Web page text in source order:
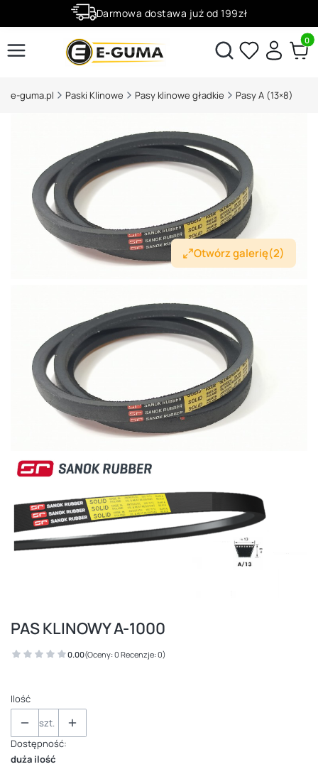
Darmowa dostawa już od 199zł
Rabaty -50% na wybrane produktyOtwórz wyszukiwarkę
e-guma.pl Paski Klinowe Pasy klinowe gładkie Pasy A (13×8)
Otwórz galerię(2)
PAS KLINOWY A-1000
0.00(Oceny: 0 Recenzje: 0)
Ilość
szt.
Dostępność:
duża ilość